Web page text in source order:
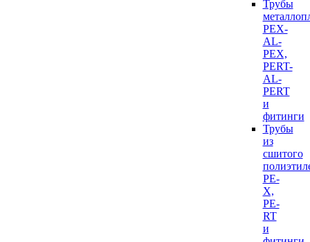
Трубы
PEX-
AL-
PEX,
PERT-
AL-
PERT
и
фитинги
Трубы
из
сшитого
PE-
X,
PE-
RT
и